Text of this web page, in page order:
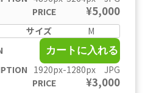
¥5,000
M
カートに入れる
1920px-1280px JPG
¥3,000